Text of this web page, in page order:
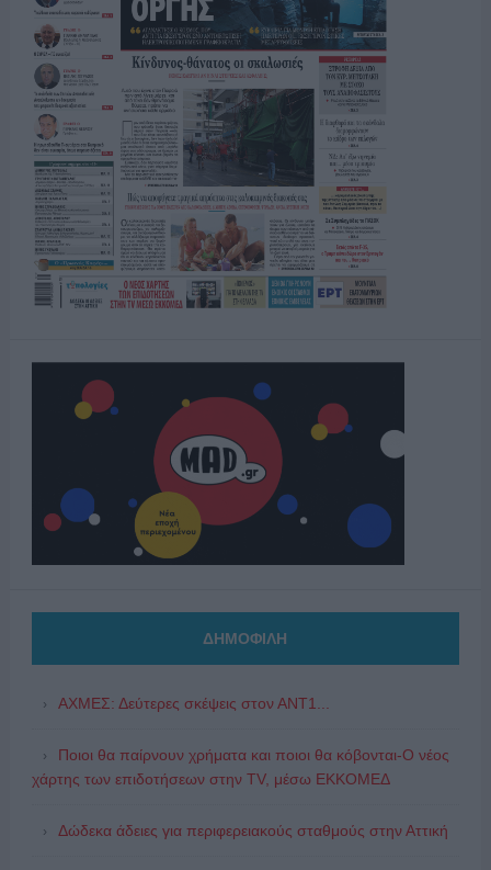
ΔΗΜΟΦΙΛΗ
ΑΧΜΕΣ: Δεύτερες σκέψεις στον ΑΝΤ1...
Ποιοι θα παίρνουν χρήματα και ποιοι θα κόβονται-Ο νέος
χάρτης των επιδοτήσεων στην TV, μέσω ΕΚΚΟΜΕΔ
Δώδεκα άδειες για περιφερειακούς σταθμούς στην Αττική